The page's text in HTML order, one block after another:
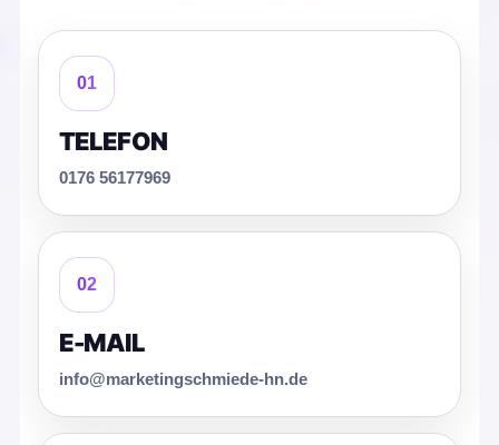
01
TELEFON
0176 56177969
02
E-MAIL
info@marketingschmiede-hn.de